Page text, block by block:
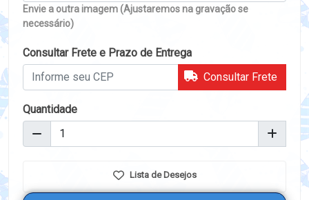
Envie a outra imagem (Ajustaremos na gravação se
necessário)
Consultar Frete e Prazo de Entrega
Consultar Frete
Quantidade
Lista de Desejos